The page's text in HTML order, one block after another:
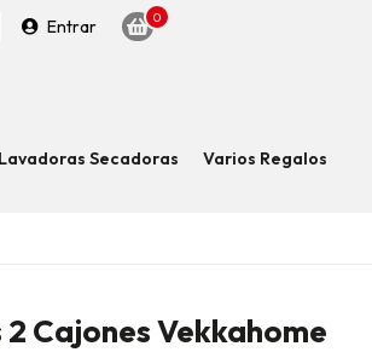
Entrar 0
Lavadoras Secadoras Varios Regalos
Cajones Vekkahome